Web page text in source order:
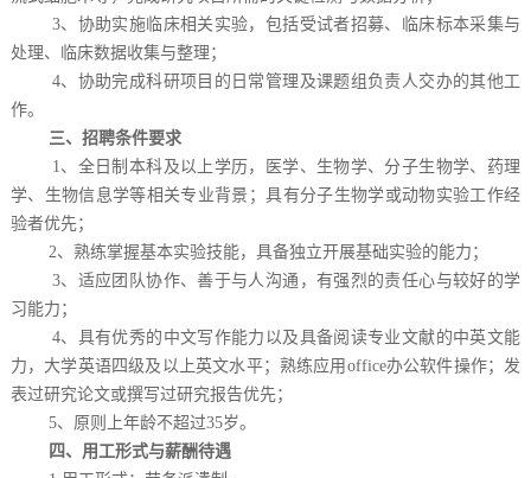
3、协助实施临床相关实验，包括受试者招募、临床标本采集与
处理、临床数据收集与整理；
4、协助完成科研项目的日常管理及课题组负责人交办的其他工
作。
三、招聘条件要求
1、全日制本科及以上学历，医学、生物学、分子生物学、药理
学、生物信息学等相关专业背景；具有分子生物学或动物实验工作经
验者优先；
2、熟练掌握基本实验技能，具备独立开展基础实验的能力；
3、适应团队协作、善于与人沟通，有强烈的责任心与较好的学
习能力；
4、具有优秀的中文写作能力以及具备阅读专业文献的中英文能
力，大学英语四级及以上英文水平；熟练应用office办公软件操作；发
表过研究论文或撰写过研究报告优先；
5、原则上年龄不超过35岁。
四、用工形式与薪酬待遇